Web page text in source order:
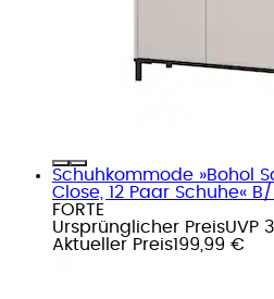
Schuhkommode »Bohol
Close, 12 Paar Schuhe«
FORTE
Ursprünglicher PreisUVP
Aktueller Preis199,99 €